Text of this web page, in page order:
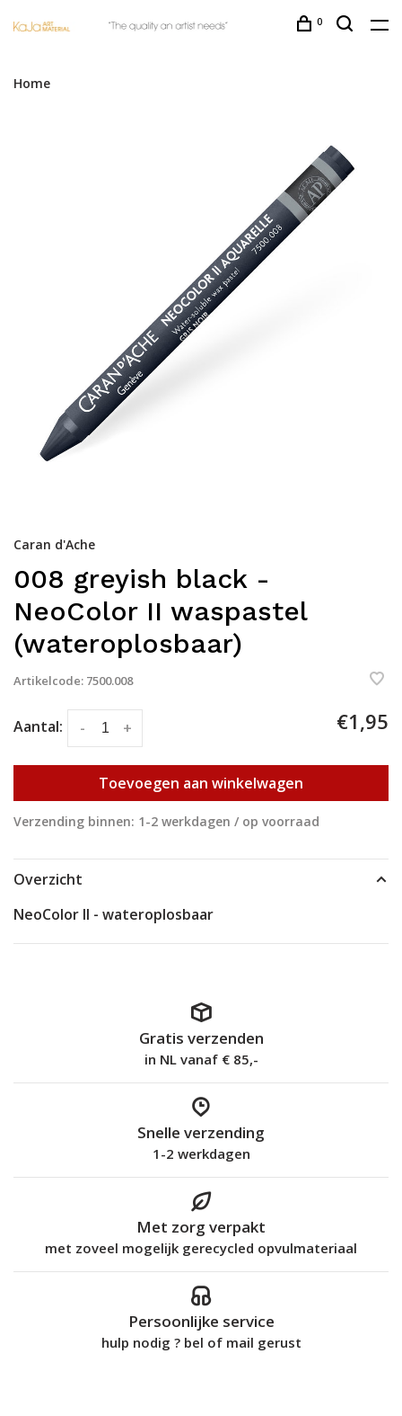
0
Home
Caran d'Ache
008 greyish black -
NeoColor II waspastel
(wateroplosbaar)
Artikelcode: 7500.008
Aantal: +
- €1,95
Toevoegen aan winkelwagen
Verzending binnen: 1-2 werkdagen / op voorraad
Overzicht
NeoColor II - wateroplosbaar
Gratis verzenden
in NL vanaf € 85,-
Snelle verzending
1-2 werkdagen
Met zorg verpakt
met zoveel mogelijk gerecycled opvulmateriaal
Persoonlijke service
hulp nodig ? bel of mail gerust